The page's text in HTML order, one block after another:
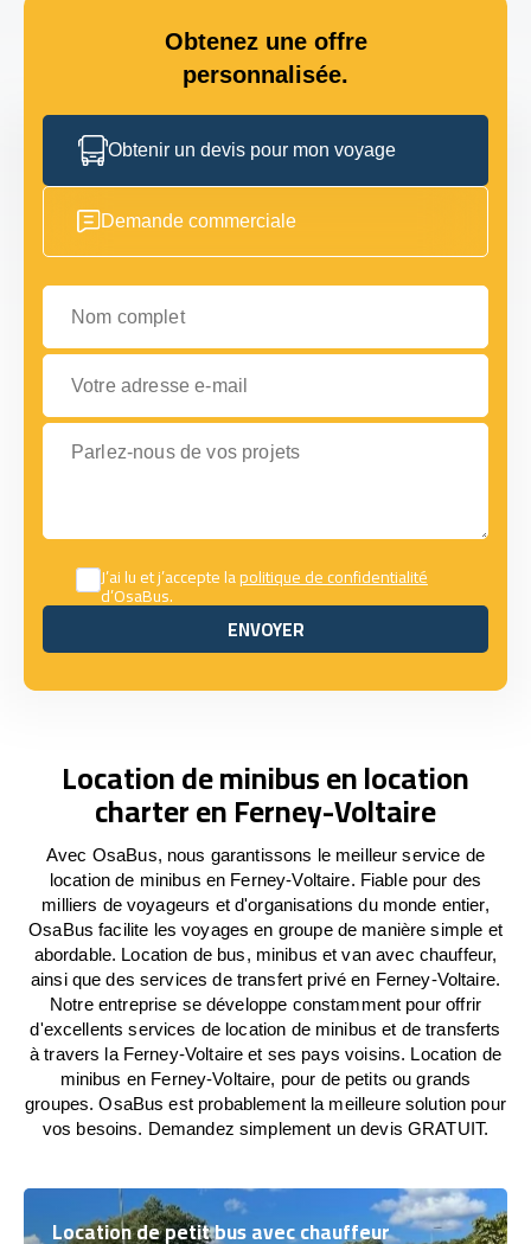
Obtenez une offre
personnalisée.
Obtenir un devis pour mon voyage
Demande commerciale
Nom complet
Votre adresse e-mail
Parlez-nous de vos projets
J’ai lu et j’accepte lapolitique de confidentialité
d’OsaBus.
ENVOYER
ENVOYER
Location de minibus en location
charter en Ferney-Voltaire
Avec OsaBus, nous garantissons le meilleur service de
location de minibus en Ferney-Voltaire. Fiable pour des
milliers de voyageurs et d'organisations du monde entier,
OsaBus facilite les voyages en groupe de manière simple et
abordable. Location de bus, minibus et van avec chauffeur,
ainsi que des services de transfert privé en Ferney-Voltaire.
Notre entreprise se développe constamment pour offrir
d'excellents services de location de minibus et de transferts
à travers la Ferney-Voltaire et ses pays voisins. Location de
minibus en Ferney-Voltaire, pour de petits ou grands
groupes. OsaBus est probablement la meilleure solution pour
vos besoins. Demandez simplement un devis GRATUIT.
Location de petit bus avec chauffeur